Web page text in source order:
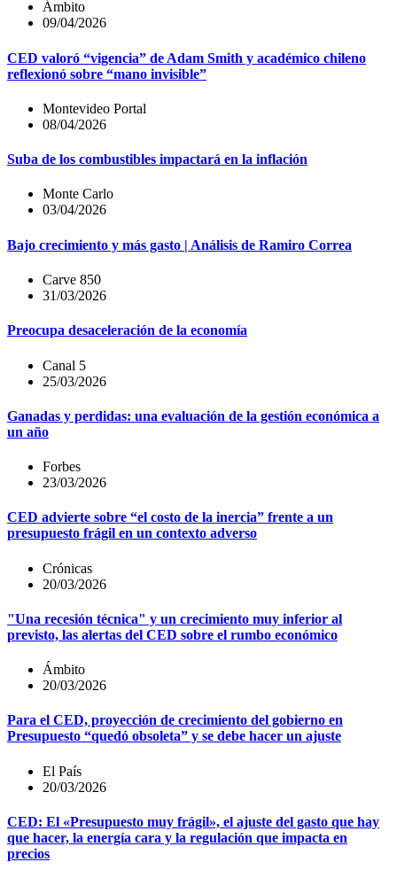
Ámbito
09/04/2026
CED valoró “vigencia” de Adam Smith y académico chileno
reflexionó sobre “mano invisible”
Montevideo Portal
08/04/2026
Suba de los combustibles impactará en la inflación
Monte Carlo
03/04/2026
Bajo crecimiento y más gasto | Análisis de Ramiro Correa
Carve 850
31/03/2026
Preocupa desaceleración de la economía
Canal 5
25/03/2026
Ganadas y perdidas: una evaluación de la gestión económica a
un año
Forbes
23/03/2026
CED advierte sobre “el costo de la inercia” frente a un
presupuesto frágil en un contexto adverso
Crónicas
20/03/2026
"Una recesión técnica" y un crecimiento muy inferior al
previsto, las alertas del CED sobre el rumbo económico
Ámbito
20/03/2026
Para el CED, proyección de crecimiento del gobierno en
Presupuesto “quedó obsoleta” y se debe hacer un ajuste
El País
20/03/2026
CED: El «Presupuesto muy frágil», el ajuste del gasto que hay
que hacer, la energía cara y la regulación que impacta en
precios